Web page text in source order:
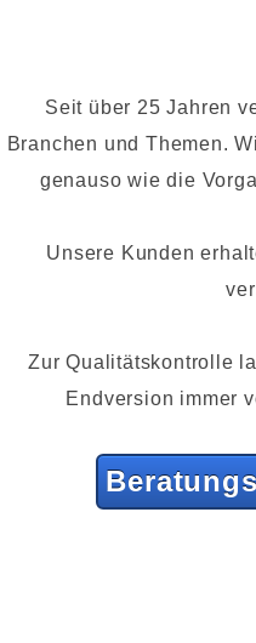
Seit über 25 Jahren
Branchen und Themen.
genauso wie die
Unsere Kunden
Zur Qualitätskontrolle
Endversion immer